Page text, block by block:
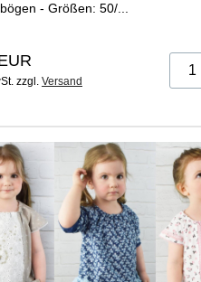
- Größen: 50/...
zzgl. Versand